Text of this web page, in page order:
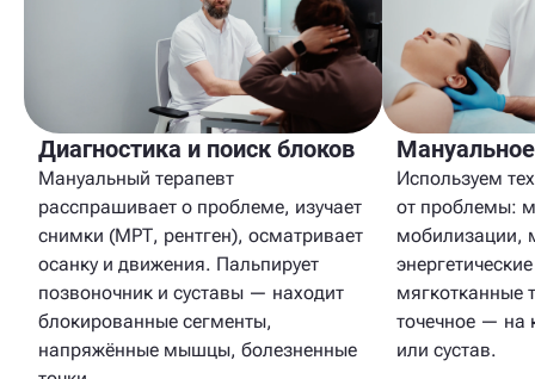
Диагностика и поиск блоков
Мануальный терапевт
расспрашивает о проблеме, изучает
снимки (МРТ, рентген), осматривает
осанку и движения. Пальпирует
позвоночник и суставы — находит
блокированные сегменты,
напряжённые мышцы, болезненные
Используем
от проблемы:
мобилизации,
мягкотканные
точечное — на
или сустав.